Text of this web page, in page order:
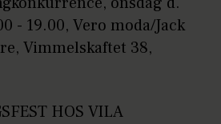
- 19.00, Vero moda/Jack
Vimmelskaftet 38,
HOS VILA